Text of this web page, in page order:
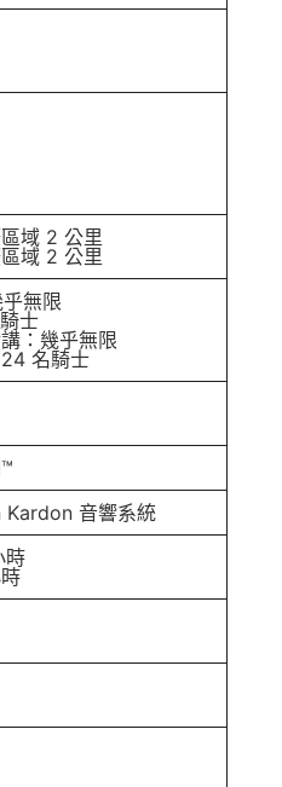
域 2 公里
域 2 公里
乎無限
士
：幾乎無限
名騎士
Kardon 音響系統
時